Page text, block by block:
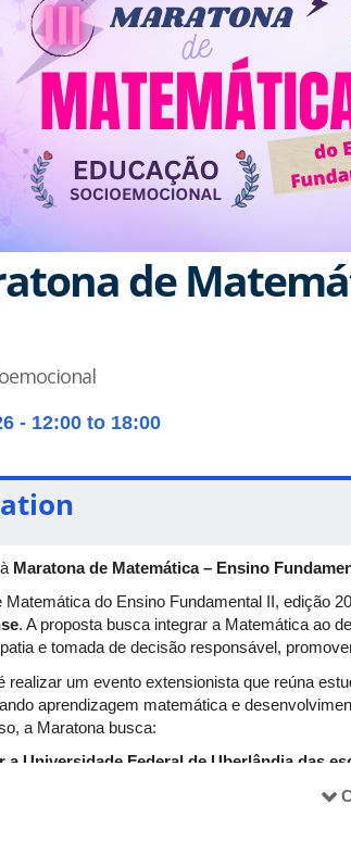
de
- 12:00 to 18:00
Maratona de Matemática – Ensino
Matemática do Ensino Fundamental II, edição
. A proposta busca integrar a Matemática ao
e tomada de decisão responsável,
realizar um evento extensionista que reúna
aprendizagem matemática e
a Maratona busca:
a Universidade Federal de Uberlândia das